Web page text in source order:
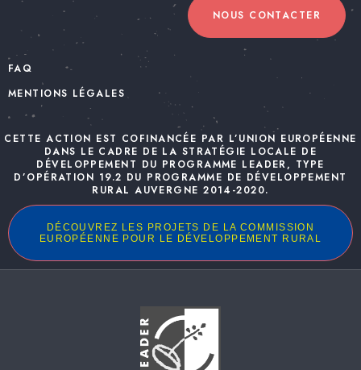
NOUS CONTACTER
FAQ
MENTIONS LÉGALES
CETTE ACTION EST COFINANCÉE PAR L’UNION EUROPÉENNE
DANS LE CADRE DE LA STRATÉGIE LOCALE DE
DÉVELOPPEMENT DU PROGRAMME LEADER, TYPE
D’OPÉRATION 19.2 DU PROGRAMME DE DÉVELOPPEMENT
RURAL AUVERGNE 2014-2020.
DÉCOUVREZ LES PROJETS DE LA COMMISSION
EUROPÉENNE POUR LE DÉVELOPPEMENT RURAL